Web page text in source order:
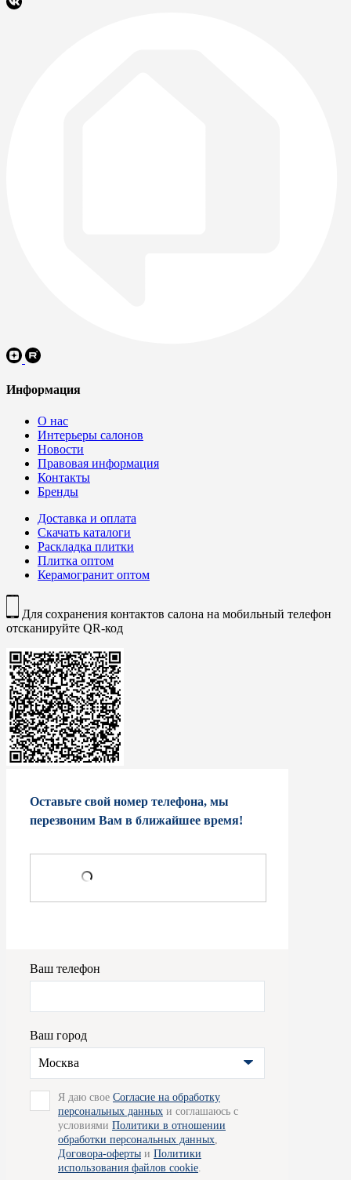
Информация
О нас
Интерьеры салонов
Новости
Правовая информация
Контакты
Бренды
Доставка и оплата
Скачать каталоги
Раскладка плитки
Плитка оптом
Керамогранит оптом
Для сохранения контактов салона на мобильный телефон
отсканируйте QR-код
Оставьте свой номер телефона, мы
перезвоним Вам в ближайшее время!
Ваш телефон
Ваш город
Москва
Я даю свое Согласие на обработку
персональных данных и соглашаюсь с
условиями Политики в отношении
обработки персональных данных
Договора-оферты и Политики
использования файлов cookie